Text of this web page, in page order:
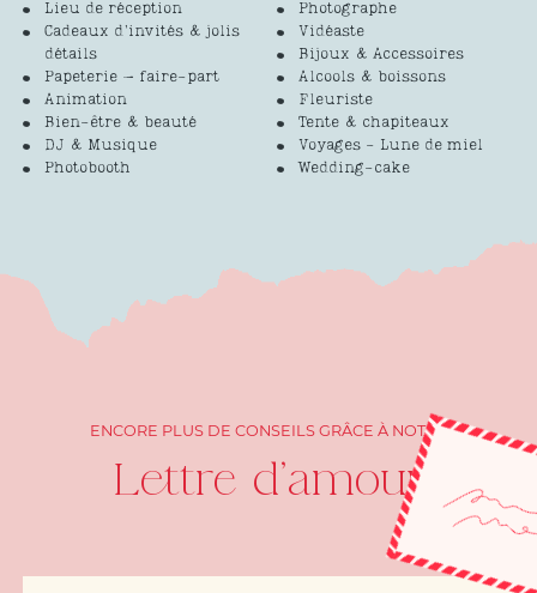
Lieu de réception
Cadeaux d’invités & jolis
détails
Papeterie – faire-part
Animation
Bien-être & beauté
DJ & Musique
Photobooth
Photographe
Vidéaste
Bijoux & Accessoires
Alcools & boissons
Fleuriste
Tente & chapiteaux
Voyages - Lune de miel
Wedding-cake
ENCORE PLUS DE CONSEILS GRÂCE À NOTRE
Lettre d'amour